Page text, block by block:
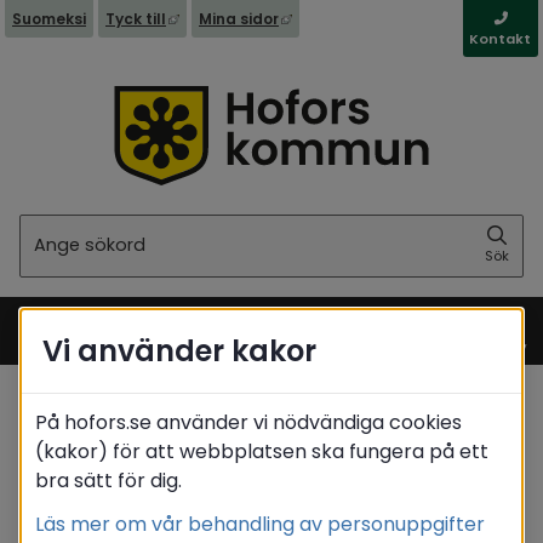
Suomeksi Tyck till Länk till annan webbplats, öppnas i nytt
Mina sidor Länk till annan webbplats,
Kontakt
Sök
Meny
Startsida
Barn & utbildning
/ Olycksfallsförsäkring
Vi använder kakor
På hofors.se använder vi nödvändiga cookies
(kakor) för att webbplatsen ska fungera på ett
bra sätt för dig.
Läs mer om vår behandling av personuppgifter